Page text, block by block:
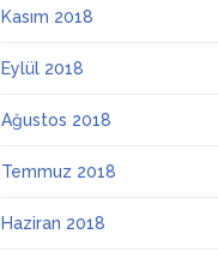
Kasım 2018
Eylül 2018
Ağustos 2018
Temmuz 2018
Haziran 2018